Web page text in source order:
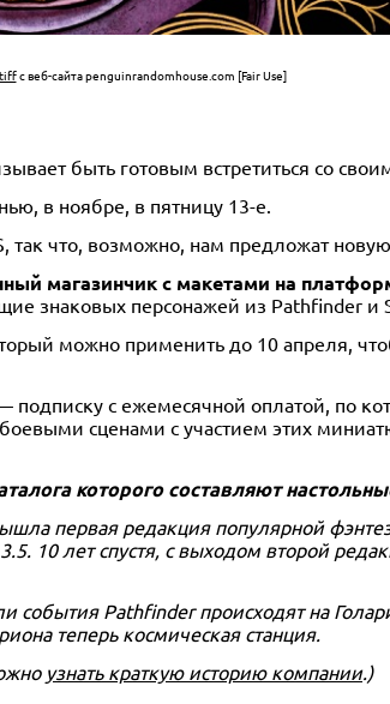
с веб-сайта penguinrandomhouse.com [Fair Use]
быть готовым встретиться со
в ноябре, в пятницу 13-е.
так что, возможно, нам предложат
магазинчик с макетами на
знаковых персонажей из Pathfinder и
можно применить до 10 апреля,
с ежемесячной оплатой, по
сценами с участием этих
которого составляют
первая редакция популярной
10 лет спустя, с выходом второй
события Pathfinder происходят на
теперь космическая станция.
узнать краткую историю компании.)